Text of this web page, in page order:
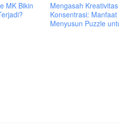
MK Bikin
Mengasah
Konsentrasi: Manfaat
Menyusun Puzzle